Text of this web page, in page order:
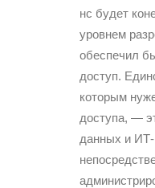
нс будет
уровнем
обеспечил
доступ.
которым
доступа, —
данных и ИТ-